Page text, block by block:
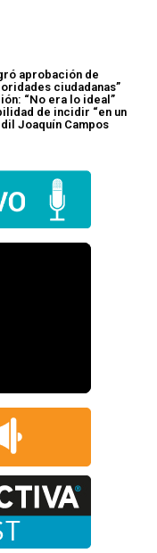
aprobación de
ciudadanas”
“No era lo ideal”
de incidir “en un
Joaquín Campos